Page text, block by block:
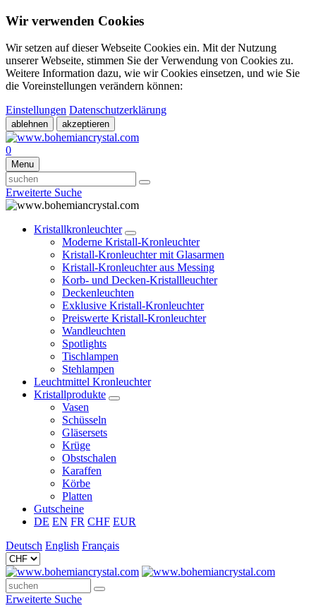
Wir verwenden Cookies
Wir setzen auf dieser Webseite Cookies ein. Mit der Nutzung
unserer Webseite, stimmen Sie der Verwendung von Cookies zu.
Weitere Information dazu, wie wir Cookies einsetzen, und wie Sie
die Voreinstellungen verändern können:
Einstellungen Datenschutzerklärung
ablehnen akzeptieren
0
Menu
Erweiterte Suche
Kristallkronleuchter
Moderne Kristall-Kronleuchter
Kristall-Kronleuchter mit Glasarmen
Kristall-Kronleuchter aus Messing
Korb- und Decken-Kristallleuchter
Deckenleuchten
Exklusive Kristall-Kronleuchter
Preiswerte Kristall-Kronleuchter
Wandleuchten
Spotlights
Tischlampen
Stehlampen
Leuchtmittel Kronleuchter
Kristallprodukte
Vasen
Schüsseln
Gläsersets
Krüge
Obstschalen
Karaffen
Körbe
Platten
Gutscheine
DE EN FR CHF EUR
Deutsch English Français
Erweiterte Suche